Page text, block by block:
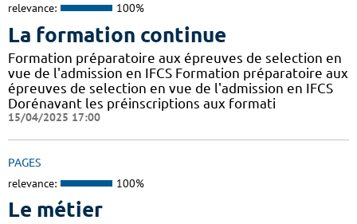
relevance: 100%
La formation continue
Formation préparatoire aux épreuves de selection en
vue de l'admission en IFCS Formation préparatoire aux
épreuves de selection en vue de l'admission en IFCS
Dorénavant les préinscriptions aux formati
15/04/2025 17:00
PAGES
relevance: 100%
Le métier